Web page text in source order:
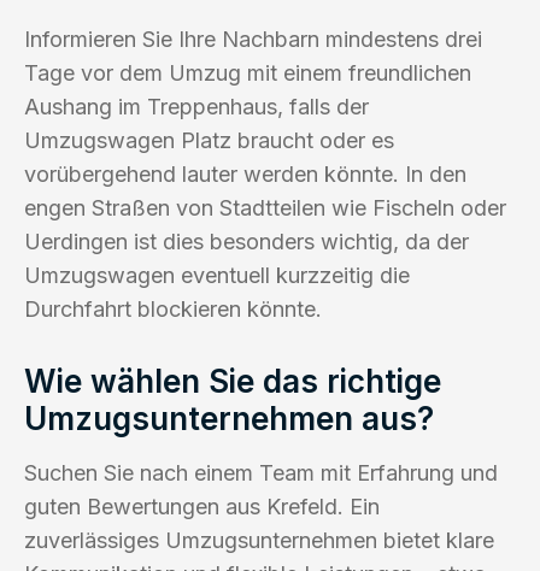
Informieren Sie Ihre Nachbarn mindestens drei
Tage vor dem Umzug mit einem freundlichen
Aushang im Treppenhaus, falls der
Umzugswagen Platz braucht oder es
vorübergehend lauter werden könnte. In den
engen Straßen von Stadtteilen wie Fischeln oder
Uerdingen ist dies besonders wichtig, da der
Umzugswagen eventuell kurzzeitig die
Durchfahrt blockieren könnte.
Wie wählen Sie das richtige
Umzugsunternehmen aus?
Suchen Sie nach einem Team mit Erfahrung und
guten Bewertungen aus Krefeld. Ein
zuverlässiges Umzugsunternehmen bietet klare